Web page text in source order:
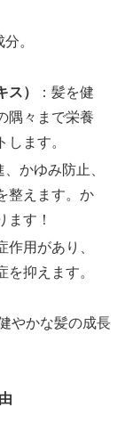
。
）
：髪を健
隅々まで栄養
ます。
かゆみ防止、
整えます。か
ます！
作用があり、
抑えます。
やかな髪の成長